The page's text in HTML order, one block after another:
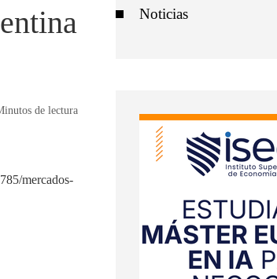
de lectura
Noticias